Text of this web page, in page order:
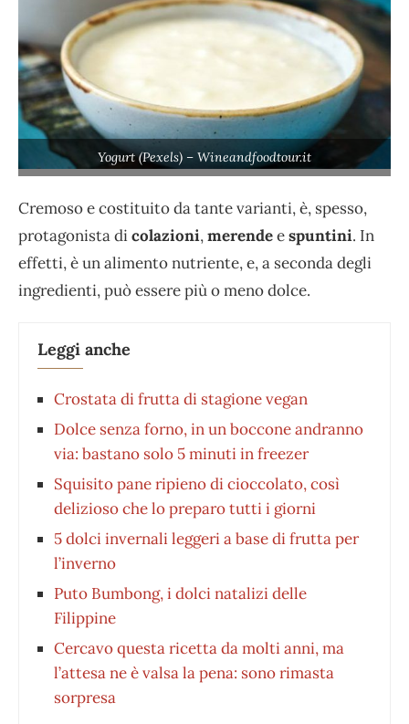
Yogurt (Pexels) – Wineandfoodtour.it
Cremoso e costituito da tante varianti, è, spesso,
protagonista dicolazioni,merendeespuntini. In
effetti, è un alimento nutriente, e, a seconda degli
ingredienti, può essere più o meno dolce.
Leggi anche
Crostata di frutta di stagione vegan
Dolce senza forno, in un boccone andranno
via: bastano solo 5 minuti in freezer
Squisito pane ripieno di cioccolato, così
delizioso che lo preparo tutti i giorni
5 dolci invernali leggeri a base di frutta per
l’inverno
Puto Bumbong, i dolci natalizi delle
Filippine
Cercavo questa ricetta da molti anni, ma
l’attesa ne è valsa la pena: sono rimasta
sorpresa